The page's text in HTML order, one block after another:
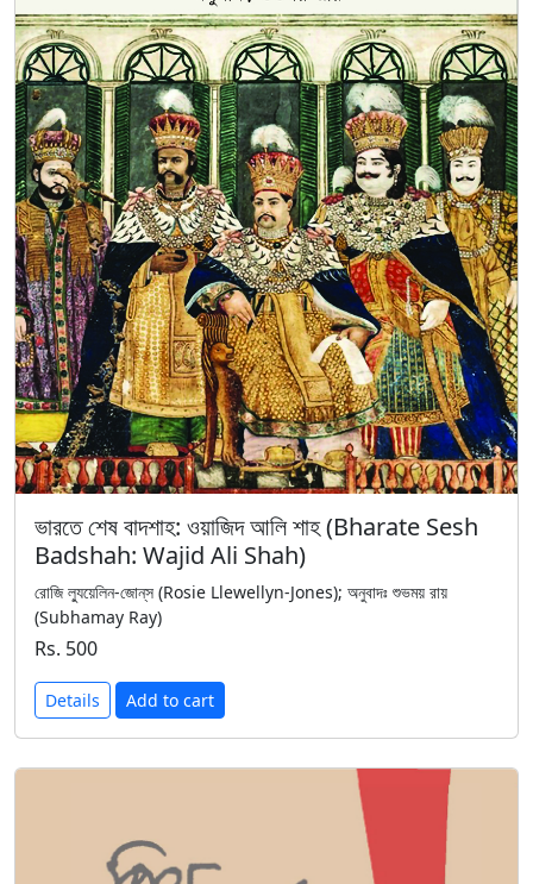
ভারতে শেষ বাদশাহ: ওয়াজিদ আলি শাহ (Bharate Sesh
Badshah: Wajid Ali Shah)
রোজি ল্যুয়েলিন-জোন্‌স (Rosie Llewellyn-Jones); অনুবাদঃ শুভময় রায়
(Subhamay Ray)
Rs. 500
Details Add to cart